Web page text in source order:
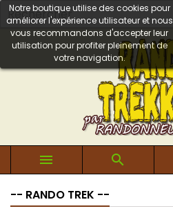
Notre boutique utilise des cookies pour
améliorer l'expérience utilisateur et nous
vous recommandons d'accepter leur
utilisation pour profiter pleinement de
votre navigation.
 
-- RANDO TREK --